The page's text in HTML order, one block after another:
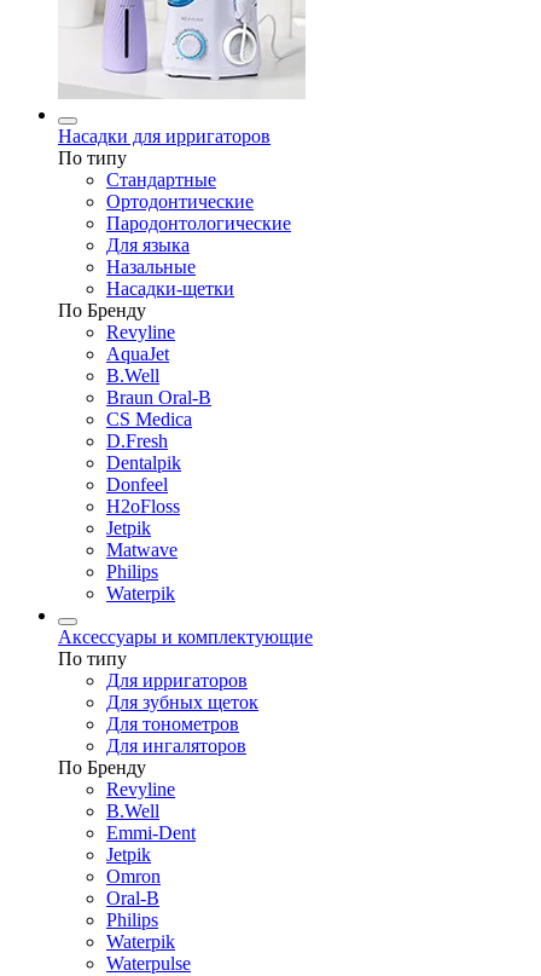
Насадки для ирригаторов
По типу
Стандартные
Ортодонтические
Пародонтологические
Для языка
Назальные
Насадки-щетки
По Бренду
Revyline
AquaJet
B.Well
Braun Oral-B
CS Medica
D.Fresh
Dentalpik
Donfeel
H2oFloss
Jetpik
Matwave
Philips
Waterpik
Аксессуары и комплектующие
По типу
Для ирригаторов
Для зубных щеток
Для тонометров
Для ингаляторов
По Бренду
Revyline
B.Well
Emmi-Dent
Jetpik
Omron
Oral-B
Philips
Waterpik
Waterpulse